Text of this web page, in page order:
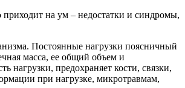
на ум – недостатки и синдромы,
Постоянные нагрузки поясничный
масса, ее общий объем и
нагрузки, предохраняет кости, связки,
при нагрузке, микротравмам,